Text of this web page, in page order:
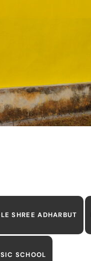
SHREE ADHARBUT
SCHOOL